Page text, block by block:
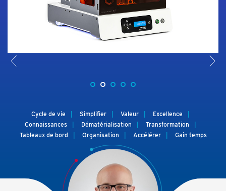
< >
Cycle de vie Simplifier Valeur
Excellence
Connaissances
Dématérialisation
Transformation
Tableaux de bord
Organisation Accélérer Gain temps